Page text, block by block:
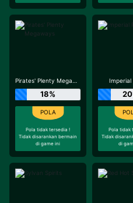
Pirates' Plenty Megaways
18%
Pola tidak tersedia !
Tidak disarankan bermain
di game ini
Imperial
Pola tidak
Tidak
di